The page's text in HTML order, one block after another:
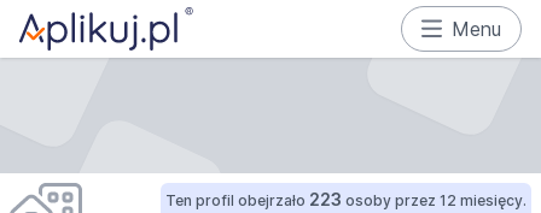
Menu
Ten profil obejrzało 223 osoby przez 12 miesięcy.